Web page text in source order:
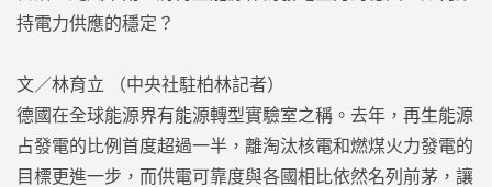
持電力供應的穩定？
文／林育立 （中央社駐柏林記者）
德國在全球能源界有能源轉型實驗室之稱。去年，再生能源
占發電的比例首度超過一半，離淘汰核電和燃煤火力發電的
目標更進一步，而供電可靠度與各國相比依然名列前茅，讓